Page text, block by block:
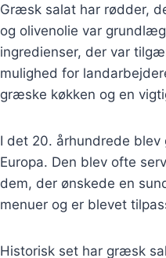
Græsk salat har rødder,
og olivenolie var
ingredienser, der var
mulighed for
græske køkken og en
I det 20. århundrede
Europa. Den blev ofte
dem, der ønskede en
menuer og er blevet
Historisk set har græsk